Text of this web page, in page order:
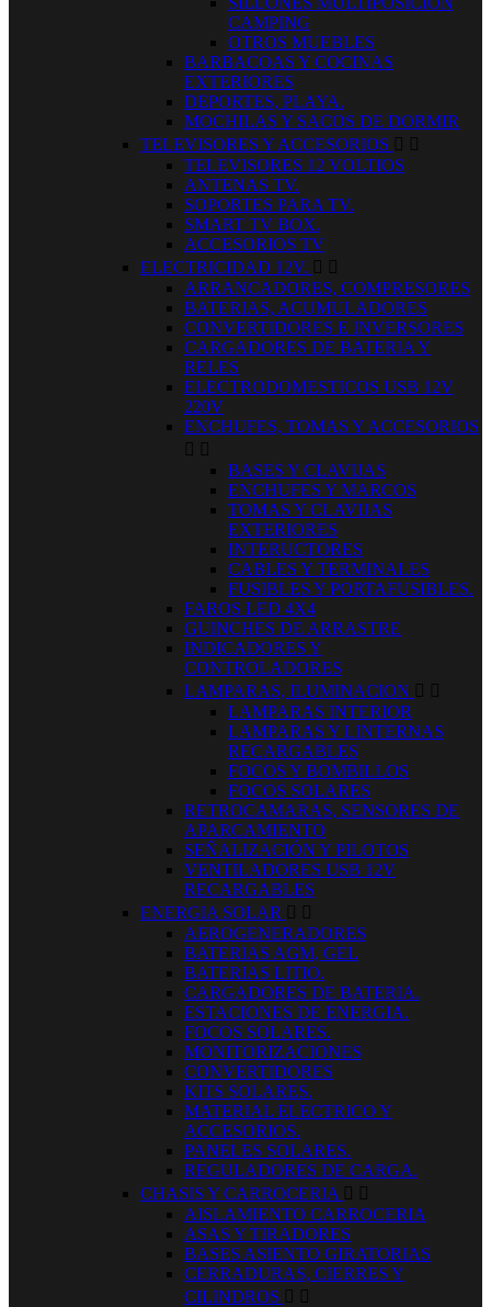
CAMPING
OTROS MUEBLES
BARBACOAS Y COCINAS
EXTERIORES
DEPORTES, PLAYA.
MOCHILAS Y SACOS DE DORMIR
TELEVISORES Y ACCESORIOS  
TELEVISORES 12 VOLTIOS
ANTENAS TV.
SOPORTES PARA TV.
SMART TV BOX.
ACCESORIOS TV
ELECTRICIDAD 12V.  
ARRANCADORES, COMPRESORES
BATERIAS, ACUMULADORES
CONVERTIDORES E INVERSORES
CARGADORES DE BATERIA Y
RELES
ELECTRODOMESTICOS USB 12V
220V
ENCHUFES, TOMAS Y ACCESORIOS
 
BASES Y CLAVIJAS
ENCHUFES Y MARCOS
TOMAS Y CLAVIJAS
EXTERIORES
INTERUCTORES
CABLES Y TERMINALES
FUSIBLES Y PORTAFUSIBLES.
FAROS LED 4X4
GUINCHES DE ARRASTRE
INDICADORES Y
CONTROLADORES
LAMPARAS, ILUMINACION  
LAMPARAS INTERIOR
LAMPARAS Y LINTERNAS
RECARGABLES
FOCOS Y BOMBILLOS
FOCOS SOLARES
RETROCAMARAS, SENSORES DE
APARCAMIENTO
SEÑALIZACIÓN Y PILOTOS
VENTILADORES USB 12V
RECARGABLES
ENERGIA SOLAR  
AEROGENERADORES
BATERIAS AGM, GEL
BATERIAS LITIO.
CARGADORES DE BATERIA.
ESTACIONES DE ENERGIA.
FOCOS SOLARES.
MONITORIZACIONES
CONVERTIDORES
KITS SOLARES.
MATERIAL ELECTRICO Y
ACCESORIOS.
PANELES SOLARES.
REGULADORES DE CARGA.
CHASIS Y CARROCERIA  
AISLAMIENTO CARROCERIA
ASAS Y TIRADORES
BASES ASIENTO GIRATORIAS
CERRADURAS, CIERRES Y
CILINDROS  